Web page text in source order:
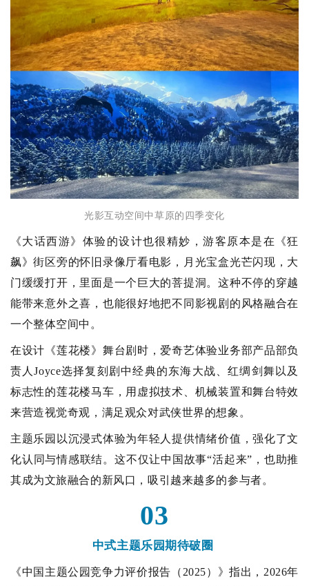
光影互动空间中草原的四季变化
《大话西游》体验的设计也很精妙，游客原本是在《狂
飙》街区旁的怀旧录像厅看电影，月光宝盒光芒闪现，大
门缓缓打开，里面是一个巨大的菩提洞。这种不停的穿越
能带来意外之喜，也能很好地把不同影视剧的风格融合在
一个整体空间中。
在设计《莲花楼》舞台剧时，爱奇艺体验业务部产品部负
责人Joyce选择复刻剧中经典的东海大战、红绸剑舞以及
标志性的莲花楼马车，用虚拟技术、机械装置和舞台特效
来营造视觉奇观，满足观众对武侠世界的想象。
主题乐园以沉浸式体验为年轻人提供情绪价值，强化了文
化认同与情感联结。这不仅让中国故事“活起来”，也助推
其成为文旅融合的新风口，吸引越来越多的参与者。
03
中式主题乐园期待破圈
《中国主题公园竞争力评价报告（2025）》指出，2026年